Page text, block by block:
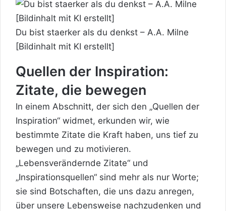
Du bist staerker als du denkst – A.A. Milne
[Bildinhalt mit KI erstellt]
Quellen der Inspiration:
Zitate, die bewegen
In einem Abschnitt, der sich den „Quellen der
Inspiration“ widmet, erkunden wir, wie
bestimmte Zitate die Kraft haben, uns tief zu
bewegen und zu motivieren.
„Lebensverändernde Zitate“ und
„Inspirationsquellen“ sind mehr als nur Worte;
sie sind Botschaften, die uns dazu anregen,
über unsere Lebensweise nachzudenken und